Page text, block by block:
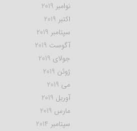
نوامبر 2019
اکتبر 2019
سپتامبر 2019
آگوست 2019
جولای 2019
ژوئن 2019
می 2019
آوریل 2019
مارس 2019
سپتامبر 2014